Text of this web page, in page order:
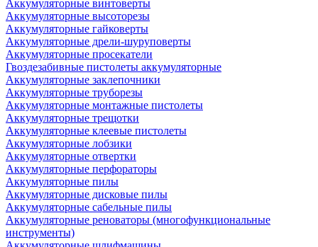
Аккумуляторные винтоверты
Аккумуляторные высоторезы
Аккумуляторные гайковерты
Аккумуляторные дрели-шуруповерты
Аккумуляторные просекатели
Гвоздезабивные пистолеты аккумуляторные
Аккумуляторные заклепочники
Аккумуляторные труборезы
Аккумуляторные монтажные пистолеты
Аккумуляторные трещотки
Аккумуляторные клеевые пистолеты
Аккумуляторные лобзики
Аккумуляторные отвертки
Аккумуляторные перфораторы
Аккумуляторные пилы
Аккумуляторные дисковые пилы
Аккумуляторные сабельные пилы
Аккумуляторные реноваторы (многофункциональные
инструменты)